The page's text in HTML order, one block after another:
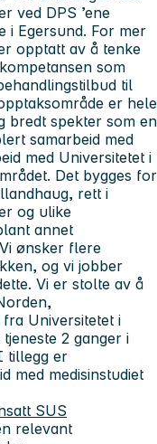
ved DPS ’ene
i Egersund. For mer
opptatt av å tenke
som
til
er hele
bredt spekter som en
samarbeid med
med Universitetet i
Det bygges for
rett i
og ulike
annet
ønsker flere
og vi jobber
Vi er stolte av å
Universitetet i
2 ganger i
tillegg er
med medisinstudiet
SUS
relevant